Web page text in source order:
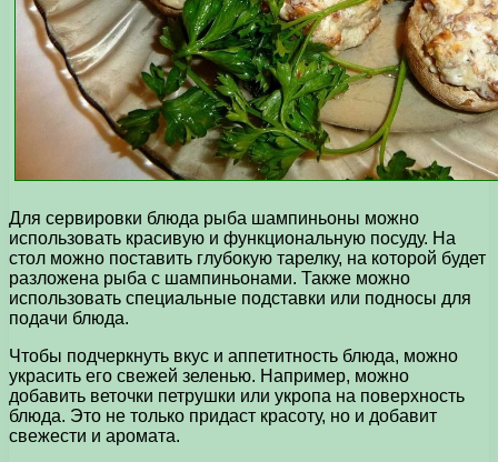
Для сервировки блюда рыба шампиньоны можно
использовать красивую и функциональную посуду. На
стол можно поставить глубокую тарелку, на которой будет
разложена рыба с шампиньонами. Также можно
использовать специальные подставки или подносы для
подачи блюда.
Чтобы подчеркнуть вкус и аппетитность блюда, можно
украсить его свежей зеленью. Например, можно
добавить веточки петрушки или укропа на поверхность
блюда. Это не только придаст красоту, но и добавит
свежести и аромата.